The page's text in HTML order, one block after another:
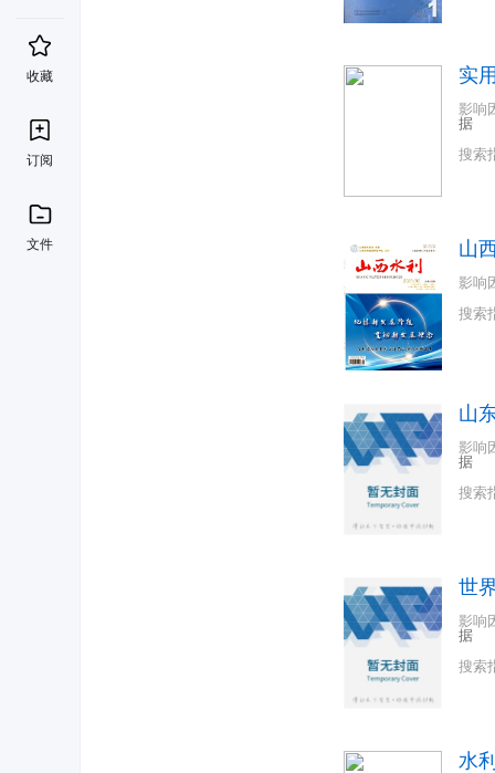
收藏
订阅
文件
实
影响
据
搜索
山
影响
搜索
山
影响
据
搜索
世
影响
据
搜索
水